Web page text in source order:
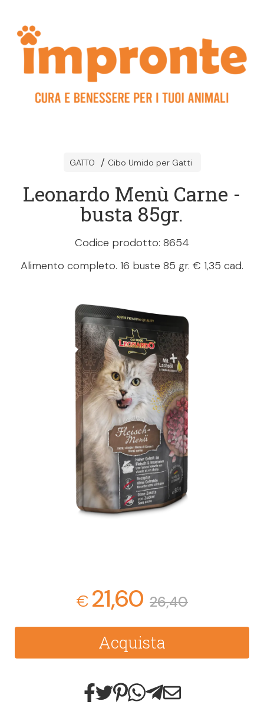
GATTO Cibo Umido per Gatti
Leonardo Menù Carne -
busta 85gr.
Codice prodotto: 8654
Alimento completo. 16 buste 85 gr. € 1,35 cad.
€21,60 26,40
Acquista